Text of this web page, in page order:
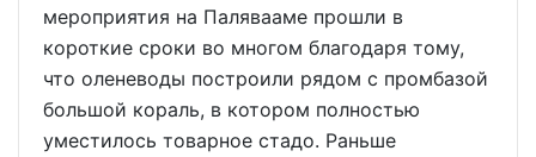
мероприятия на Палявааме прошли в
короткие сроки во многом благодаря тому,
что оленеводы построили рядом с промбазой
большой кораль, в котором полностью
уместилось товарное стадо. Раньше